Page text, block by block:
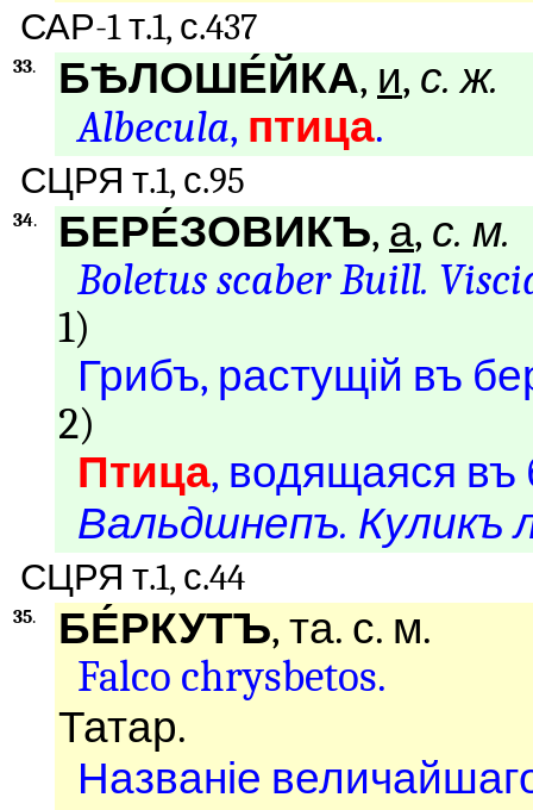
САР-1 т.1, с.437
33. БѢЛОШЕ́ЙКА, и, с. ж.
Albecula, птица.
СЦРЯ т.1, с.95
34. БЕРЕ́ЗОВИКЪ, а, с. м.
Boletus scaber Buill.
1)
Грибъ, растущій въ
2)
Птица, водящаяся
Вальдшнепъ. Куликъ
СЦРЯ т.1, с.44
35. БЕ́РКУТЪ, та. с. м.
Falco chrysbetos.
Татар.
Названіе